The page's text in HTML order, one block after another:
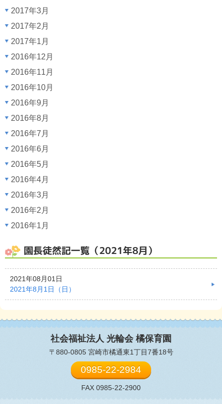
2017年3月
2017年2月
2017年1月
2016年12月
2016年11月
2016年10月
2016年9月
2016年8月
2016年7月
2016年6月
2016年5月
2016年4月
2016年3月
2016年2月
2016年1月
園長徒然記一覧（2021年8月）
2021年08月01日
2021年8月1日（日）
社会福祉法人 光輪会 橘保育園
〒880-0805 宮崎市橘通東1丁目7番18号
0985-22-2984
FAX 0985-22-2900